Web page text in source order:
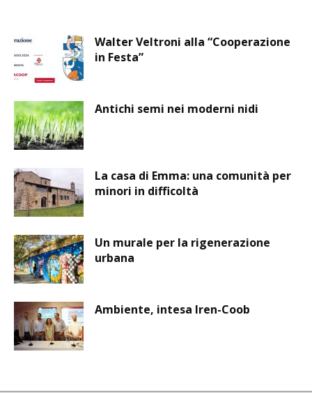
Walter Veltroni alla “Cooperazione
in Festa”
Antichi semi nei moderni nidi
La casa di Emma: una comunità per
minori in difficoltà
Un murale per la rigenerazione
urbana
Ambiente, intesa Iren-Coob